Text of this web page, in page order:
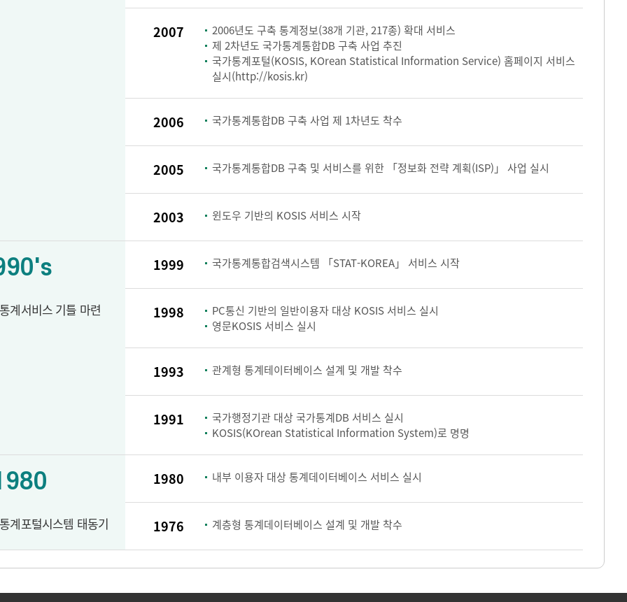
2007
2006년도 구축 통계정보(38개 기관, 217종) 확대 서비스
제 2차년도 국가통계통합DB 구축 사업 추진
국가통계포털(KOSIS, KOrean Statistical Information Service) 홈페이지 서비스
실시(http://kosis.kr)
2006 국가통계통합DB 구축 사업 제 1차년도 착수
2005 국가통계통합DB 구축 및 서비스를 위한 「정보화 전략 계획(ISP)」 사업 실시
2003 윈도우 기반의 KOSIS 서비스 시작
계서비스 기틀 마련
1999 국가통계통합검색시스템 「STAT-KOREA」 서비스 시작
1998
PC통신 기반의 일반이용자 대상 KOSIS 서비스 실시
영문KOSIS 서비스 실시
1993 관계형 통계테이터베이스 설계 및 개발 착수
1991
국가행정기관 대상 국가통계DB 서비스 실시
KOSIS(KOrean Statistical Information System)로 명명
계포털시스템 태동기
1980 내부 이용자 대상 통계데이터베이스 서비스 실시
1976 계층형 통계데이터베이스 설계 및 개발 착수